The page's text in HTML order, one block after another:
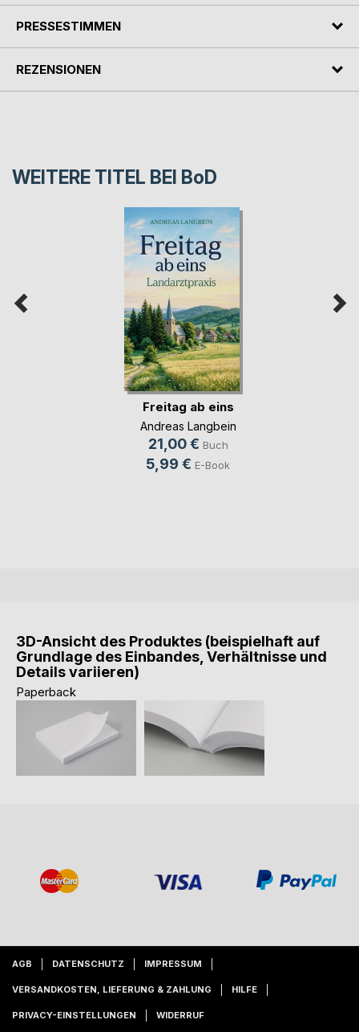
PRESSESTIMMEN
REZENSIONEN
WEITERE TITEL BEI BoD
Freitag ab eins
Andreas Langbein
21,00 € Buch
5,99 € E-Book
3D-Ansicht des Produktes (beispielhaft auf
Grundlage des Einbandes, Verhältnisse und
Details variieren)
Paperback
AGB DATENSCHUTZ IMPRESSUM
VERSANDKOSTEN, LIEFERUNG & ZAHLUNG HILFE
PRIVACY-EINSTELLUNGEN WIDERRUF